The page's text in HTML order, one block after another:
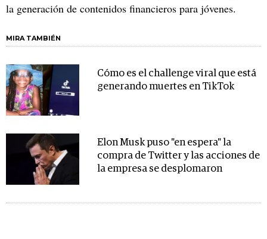
la generación de contenidos financieros para jóvenes.
MIRA TAMBIÉN
Cómo es el challenge viral que está
generando muertes en TikTok
Elon Musk puso "en espera" la
compra de Twitter y las acciones de
la empresa se desplomaron